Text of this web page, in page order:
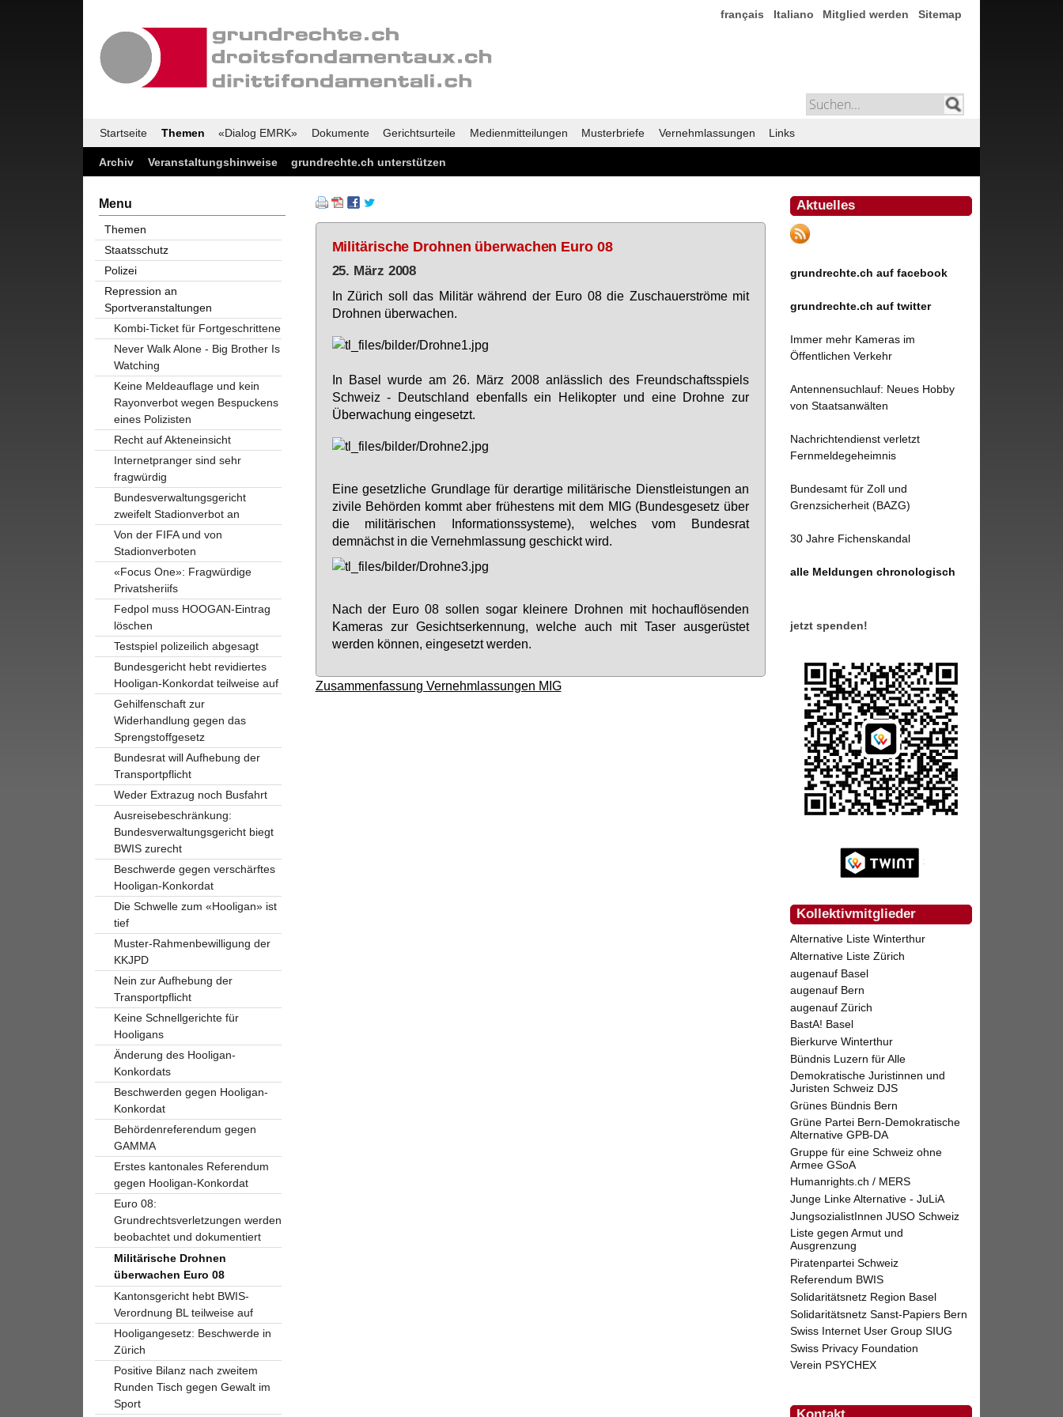
français Italiano Mitglied werden Sitemap
Startseite Themen «Dialog EMRK» Dokumente Gerichtsurteile Medienmitteilungen Musterbriefe Vernehmlassungen Links
Archiv Veranstaltungshinweise grundrechte.ch unterstützen
Militärische Drohnen überwachen Euro 08
25. März 2008
In Zü­rich soll das Mi­li­tär wäh­rend der Eu­ro 08 die Zu­schau­er­strö­me mit
Droh­nen über­wa­chen.
In Ba­sel wur­de am 26. März 2008 an­läss­lich des Freund­schafts­spiels
Schweiz - Deutsch­land eben­falls ein He­li­ko­pter und ei­ne Droh­ne zur
Über­wa­chung ein­ge­setzt.
Eine gesetzliche Grundlage für derartige militärische Dienstleistungen an
zivile Behörden kommt aber frühestens mit dem MIG (Bundesgesetz über
die militärischen Informationssysteme), welches vom Bundesrat
demnächst in die Vernehmlassung geschickt wird.
Nach der Euro 08 sollen sogar kleinere Drohnen mit hochauflösenden
Kameras zur Gesichtserkennung, welche auch mit Taser ausgerüstet
werden können, eingesetzt werden.
Zusammenfassung Vernehmlassungen MIG
Aktuelles
grundrechte.ch auf facebook
grundrechte.ch auf twitter
Immer mehr Kameras im
Öffentlichen Verkehr
Antennensuchlauf: Neues Hobby
von Staatsanwälten
Nachrichtendienst verletzt
Fernmeldegeheimnis
Bundesamt für Zoll und
Grenzsicherheit (BAZG)
30 Jahre Fichenskandal
alle Meldungen chronologisch
jetzt spenden!
Kollektivmitglieder
Alternative Liste Winterthur
Alternative Liste Zürich
augenauf Basel
augenauf Bern
augenauf Zürich
BastA! Basel
Bierkurve Winterthur
Bündnis Luzern für Alle
Demokratische Juristinnen und
Juristen Schweiz DJS
Grünes Bündnis Bern
Grüne Partei Bern-Demokratische
Alternative GPB-DA
Gruppe für eine Schweiz ohne
Armee GSoA
Humanrights.ch / MERS
Junge Linke Alternative - JuLiA
JungsozialistInnen JUSO Schweiz
Liste gegen Armut und
Ausgrenzung
Piratenpartei Schweiz
Referendum BWIS
Solidaritätsnetz Region Basel
Solidaritätsnetz Sanst-Papiers Bern
Swiss Internet User Group SIUG
Swiss Privacy Foundation
Verein PSYCHEX
Menu
Themen
Staatsschutz
Polizei
Repression an
Sportveranstaltungen
Kombi-Ticket für Fortgeschrittene
Never Walk Alone - Big Brother Is
Watching
Keine Meldeauflage und kein
Rayonverbot wegen Bespuckens
eines Polizisten
Recht auf Akteneinsicht
Internetpranger sind sehr
fragwürdig
Bundesverwaltungsgericht
zweifelt Stadionverbot an
Von der FIFA und von
Stadionverboten
«Focus One»: Fragwürdige
Privatsheriifs
Fedpol muss HOOGAN-Eintrag
löschen
Testspiel polizeilich abgesagt
Bundesgericht hebt revidiertes
Hooligan-Konkordat teilweise auf
Gehilfenschaft zur
Widerhandlung gegen das
Sprengstoffgesetz
Bundesrat will Aufhebung der
Transportpflicht
Weder Extrazug noch Busfahrt
Ausreisebeschränkung:
Bundesverwaltungsgericht biegt
BWIS zurecht
Beschwerde gegen verschärftes
Hooligan-Konkordat
Die Schwelle zum «Hooligan» ist
tief
Muster-Rahmenbewilligung der
KKJPD
Nein zur Aufhebung der
Transportpflicht
Keine Schnellgerichte für
Hooligans
Änderung des Hooligan-
Konkordats
Beschwerden gegen Hooligan-
Konkordat
Behördenreferendum gegen
GAMMA
Erstes kantonales Referendum
gegen Hooligan-Konkordat
Euro 08:
Grundrechtsverletzungen werden
beobachtet und dokumentiert
Militärische Drohnen
überwachen Euro 08
Kantonsgericht hebt BWIS-
Verordnung BL teilweise auf
Hooligangesetz: Beschwerde in
Zürich
Positive Bilanz nach zweitem
Runden Tisch gegen Gewalt im
Sport